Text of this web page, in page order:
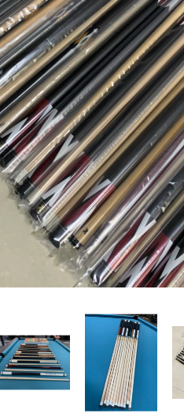
Băng Cao Su
Bóng Bi A
Nơ Bi A